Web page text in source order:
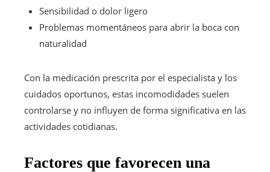
Sensibilidad o dolor ligero
Problemas momentáneos para abrir la boca con
naturalidad
Con la medicación prescrita por el especialista y los
cuidados oportunos, estas incomodidades suelen
controlarse y no influyen de forma significativa en las
actividades cotidianas.
Factores que favorecen una